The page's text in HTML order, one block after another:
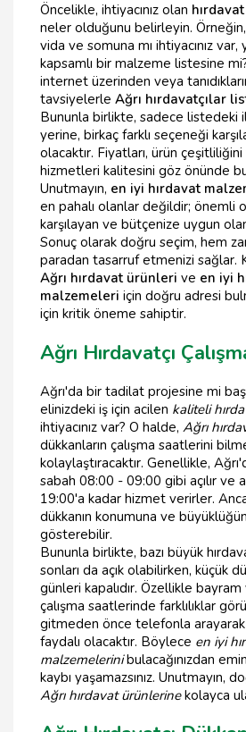
Öncelikle, ihtiyacınız olan
neler olduğunu belirleyin.
vida ve somuna mı ihtiyacınız var,
kapsamlı bir malzeme listesine
internet üzerinden veya
tavsiyelerle Ağrı hırdavatçılar
Bununla birlikte, sadece listedeki
yerine, birkaç farklı seçeneği
olacaktır. Fiyatları, ürün
hizmetleri kalitesini göz önünde
Unutmayın, en iyi hırdavat
en pahalı olanlar değildir; önemli
karşılayan ve bütçenize uygun
Sonuç olarak doğru seçim, hem
paradan tasarruf etmenizi sağlar.
Ağrı hırdavat ürünleri ve en iyi
malzemeleri için doğru adresi
için kritik öneme sahiptir.
Ağrı Hırdavatçı
Ağrı'da bir tadilat projesine mi
elinizdeki iş için acilen kaliteli
ihtiyacınız var? O halde, Ağrı
dükkanların çalışma saatlerini
kolaylaştıracaktır. Genellikle,
sabah 08:00 - 09:00 gibi açılır ve
19:00'a kadar hizmet verirler.
dükkanın konumuna ve
gösterebilir.
Bununla birlikte, bazı büyük
sonları da açık olabilirken, küçük
günleri kapalıdır. Özellikle
çalışma saatlerinde farklılıklar
gitmeden önce telefonla
faydalı olacaktır. Böylece en iyi
malzemelerinibulacağınızdan
kaybı yaşamazsınız. Unutmayın,
Ağrı hırdavat ürünlerinekolayca